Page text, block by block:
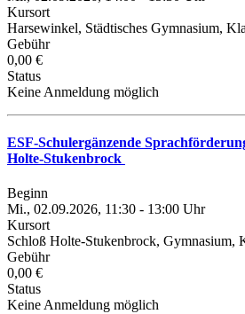
Kursort
Harsewinkel, Städtisches Gymnasium,
Gebühr
0,00 €
Status
Keine Anmeldung möglich
ESF-Schulergänzende
Holte-Stukenbrock
Beginn
Mi., 02.09.2026, 11:30 - 13:00 Uhr
Kursort
Schloß Holte-Stukenbrock, Gymnasium,
Gebühr
0,00 €
Status
Keine Anmeldung möglich